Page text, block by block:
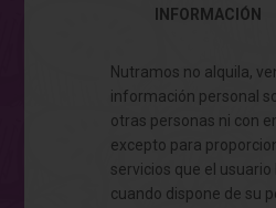
INFORMACIÓN
Nutramos no alquila,
información personal
otras personas ni con
excepto para
servicios que el
cuando dispone de su